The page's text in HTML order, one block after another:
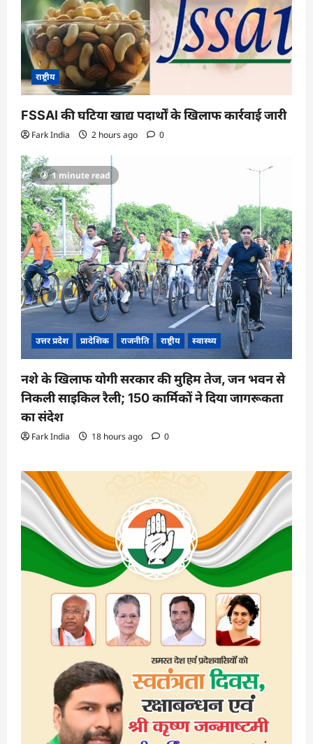
राष्ट्रीय
FSSAI की घटिया खाद्य पदार्थों के खिलाफ कार्रवाई जारी
Fark India 2 hours ago 0
1 minute read
उत्तर प्रदेश प्रादेशिक राजनीति राष्ट्रीय स्वास्थ्य
नशे के खिलाफ योगी सरकार की मुहिम तेज, जन भवन से
निकली साइकिल रैली; 150 कार्मिकों ने दिया जागरूकता
का संदेश
Fark India 18 hours ago 0